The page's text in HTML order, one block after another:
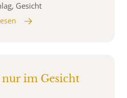
Gesicht
nur im Gesicht